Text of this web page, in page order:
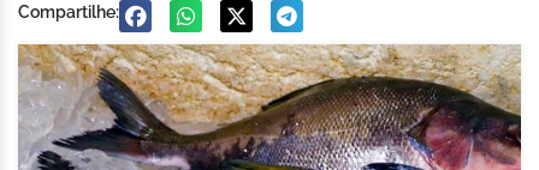
Compartilhe: